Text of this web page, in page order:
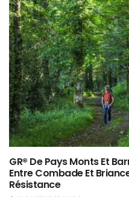
GR® De Pays Monts Et
Entre Combade Et
Résistance